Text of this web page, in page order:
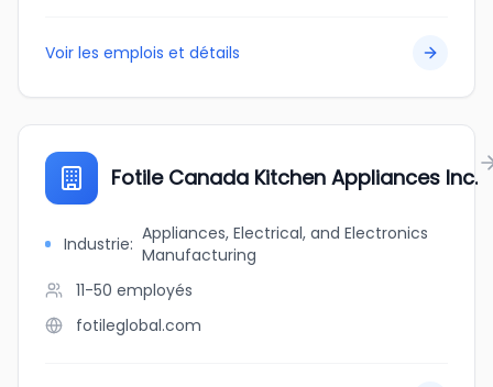
Voir les emplois et détails
Fotile Canada Kitchen Appliances Inc.
Industrie: Appliances, Electrical, and Electronics
Manufacturing
11-50 employés
fotileglobal.com